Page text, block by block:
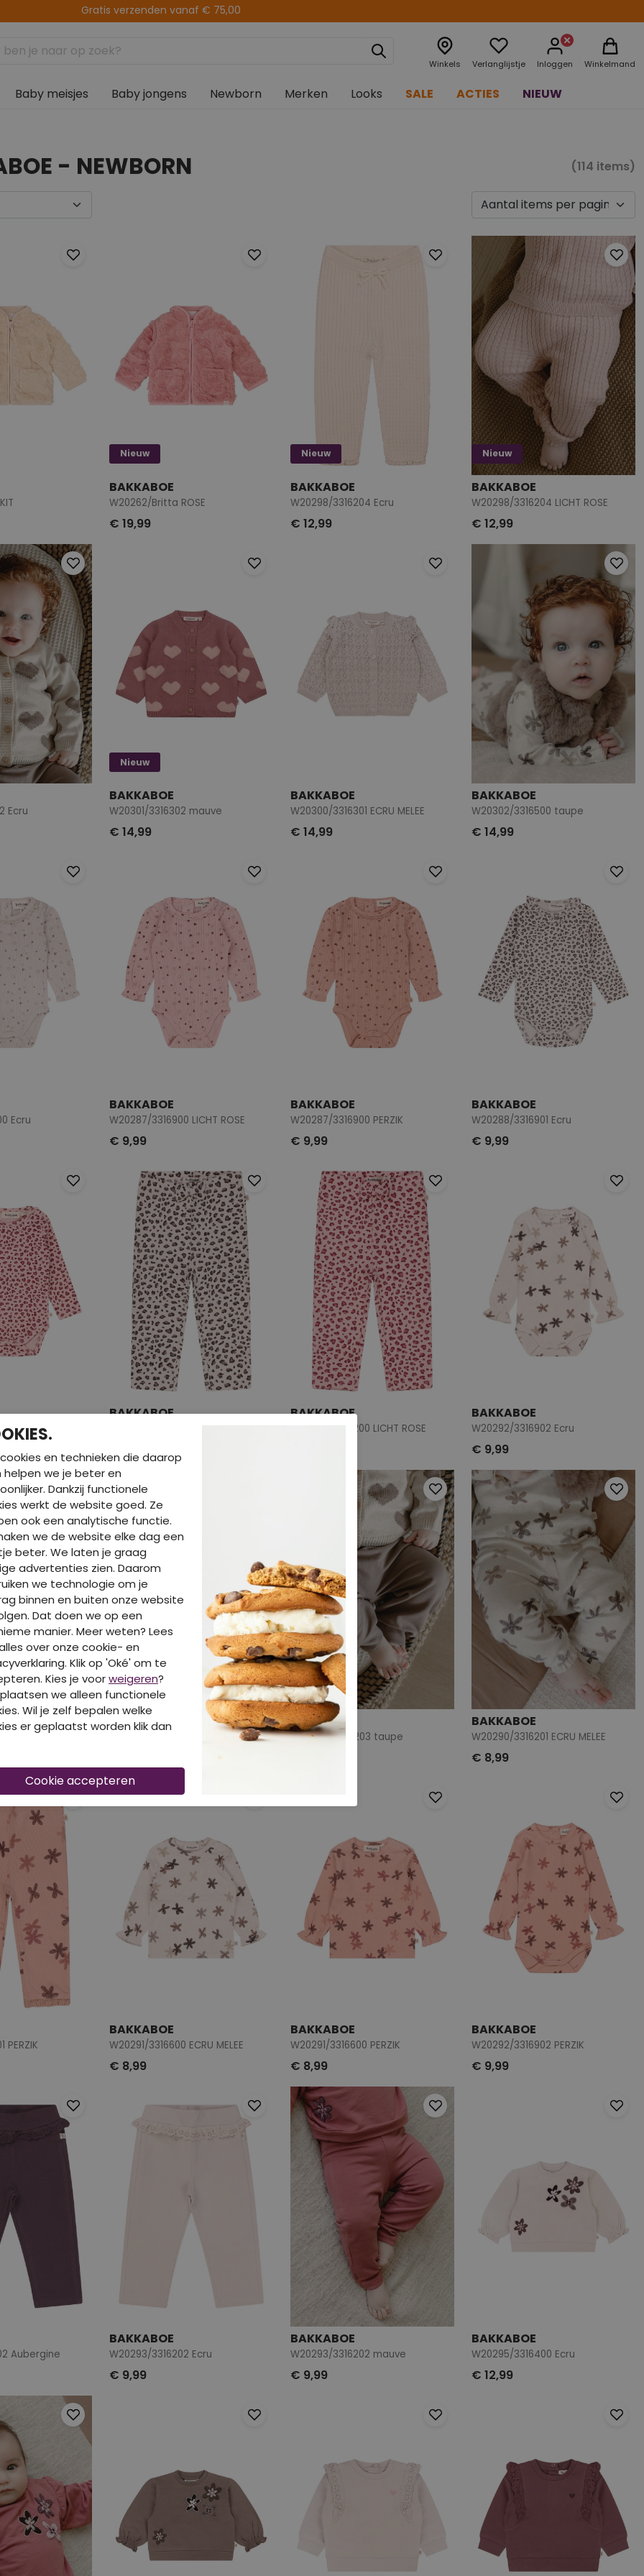
14 dagen retourtermijn
Winkels Verlanglijstje Inloggen Winkelmand
Baby meisjes Baby jongens Newborn Merken Looks SALE ACTIES NIEUW
- NEWBORN (114 items)
Nieuw
BAKKABOE
W20262/Britta ROSE
€ 19,99
Nieuw
BAKKABOE
W20298/3316204 Ecru
€ 12,99
Nieuw
BAKKABOE
W20298/3316204 LICHT ROSE
€ 12,99
Ecru
Nieuw
BAKKABOE
W20301/3316302 mauve
€ 14,99
BAKKABOE
W20300/3316301 ECRU MELEE
€ 14,99
BAKKABOE
W20302/3316500 taupe
€ 14,99
Ecru
BAKKABOE
W20287/3316900 LICHT ROSE
€ 9,99
BAKKABOE
W20287/3316900 PERZIK
€ 9,99
BAKKABOE
W20288/3316901 Ecru
€ 9,99
ROSE
BAKKABOE
€ 8,99
BAKKABOE
W20289/3316200 LICHT ROSE
BAKKABOE
W20292/3316902 Ecru
€ 9,99
Ecru
BAKKABOE BAKKABOE
W20294/3316203 taupe
BAKKABOE
W20290/3316201 ECRU MELEE
€ 8,99
PERZIK
BAKKABOE
W20291/3316600 ECRU MELEE
€ 8,99
BAKKABOE
W20291/3316600 PERZIK
€ 8,99
BAKKABOE
W20292/3316902 PERZIK
€ 9,99
Aubergine
BAKKABOE
W20293/3316202 Ecru
€ 9,99
BAKKABOE
W20293/3316202 mauve
€ 9,99
BAKKABOE
W20295/3316400 Ecru
€ 12,99
en technieken die daarop
helpen we je beter en
Dankzij functionele
werkt de website goed. Ze
ook een analytische functie.
we de website elke dag een
beter. We laten je graag
advertenties zien. Daarom
we technologie om je
binnen en buiten onze website
Dat doen we op een
manier. Meer weten? Lees
over onze cookie- en
Klik op 'Oké' om te
Kies je voorweigeren?
we alleen functionele
Wil je zelf bepalen welke
er geplaatst worden klik dan